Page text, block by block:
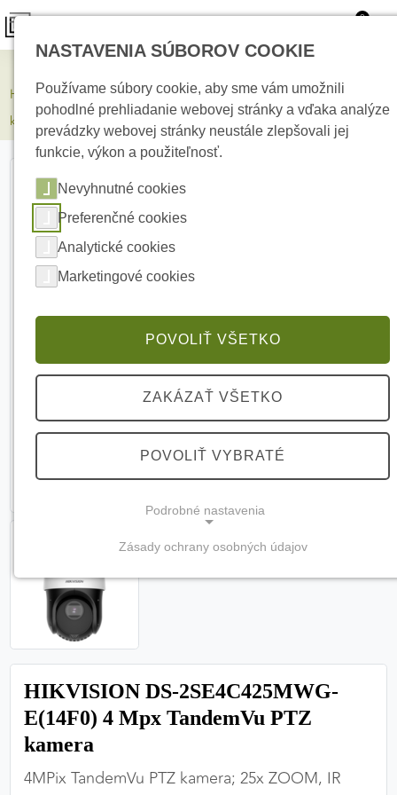
0
HIKVISION DS-2SE4C425MWG-E(14F0) 4 Mpx TandemVu PTZ
kamera
HIKVISION DS-2SE4C425MWG-
E(14F0) 4 Mpx TandemVu PTZ
kamera
4MPix TandemVu PTZ kamera; 25x ZOOM, IR
NASTAVENIA SÚBOROV COOKIE
Používame súbory cookie, aby sme vám umožnili
pohodlné prehliadanie webovej stránky a vďaka analýze
prevádzky webovej stránky neustále zlepšovali jej
funkcie, výkon a použiteľnosť.
Nevyhnutné cookies
Preferenčné cookies
Analytické cookies
Marketingové cookies
POVOLIŤ VŠETKO
ZAKÁZAŤ VŠETKO
POVOLIŤ VYBRATÉ
Podrobné nastavenia
(vždy aktívne, nemožno vypnúť)
Tieto cookies sú potrebné na správne fungovanie
webovej stránky a bez nich by nebolo možné
zabezpečiť jej plnú funkčnosť.
Nevyhnutné cookies
PREFERENČNÉ COOKIES
Zásady ochrany osobných údajov